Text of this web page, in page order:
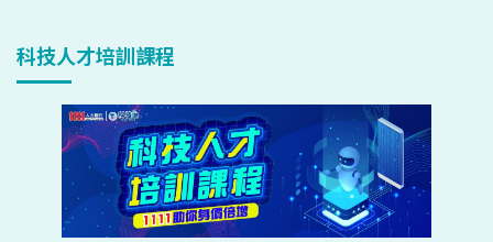
科技人才培訓課程